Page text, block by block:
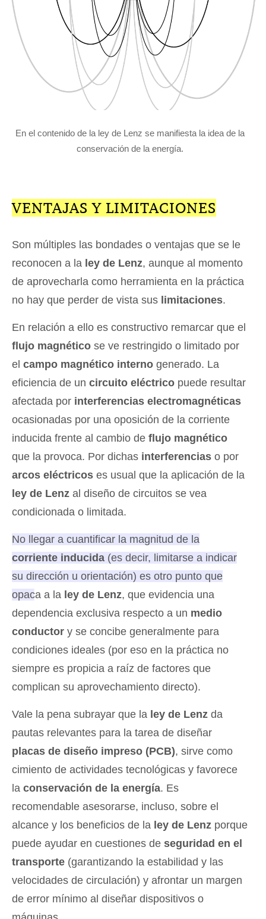
En el contenido de la ley de Lenz se manifiesta la idea de la
conservación de la energía.
VENTAJAS Y LIMITACIONES
Son múltiples las bondades o ventajas que se le
reconocen a la ley de Lenz, aunque al momento
de aprovecharla como herramienta en la práctica
no hay que perder de vista sus limitaciones.
En relación a ello es constructivo remarcar que el
flujo magnético se ve restringido o limitado por
el campo magnético interno generado. La
eficiencia de un circuito eléctrico puede resultar
afectada por interferencias electromagnéticas
ocasionadas por una oposición de la corriente
inducida frente al cambio de flujo magnético
que la provoca. Por dichas interferencias o por
arcos eléctricos es usual que la aplicación de la
ley de Lenz al diseño de circuitos se vea
condicionada o limitada.
No llegar a cuantificar la magnitud de la
corriente inducida (es decir, limitarse a indicar
su dirección u orientación) es otro punto que
opaca a la ley de Lenz, que evidencia una
dependencia exclusiva respecto a un medio
conductor y se concibe generalmente para
condiciones ideales (por eso en la práctica no
siempre es propicia a raíz de factores que
complican su aprovechamiento directo).
Vale la pena subrayar que la ley de Lenz da
pautas relevantes para la tarea de diseñar
placas de diseño impreso (PCB), sirve como
cimiento de actividades tecnológicas y favorece
la conservación de la energía. Es
recomendable asesorarse, incluso, sobre el
alcance y los beneficios de la ley de Lenz porque
puede ayudar en cuestiones de seguridad en el
transporte (garantizando la estabilidad y las
velocidades de circulación) y afrontar un margen
de error mínimo al diseñar dispositivos o